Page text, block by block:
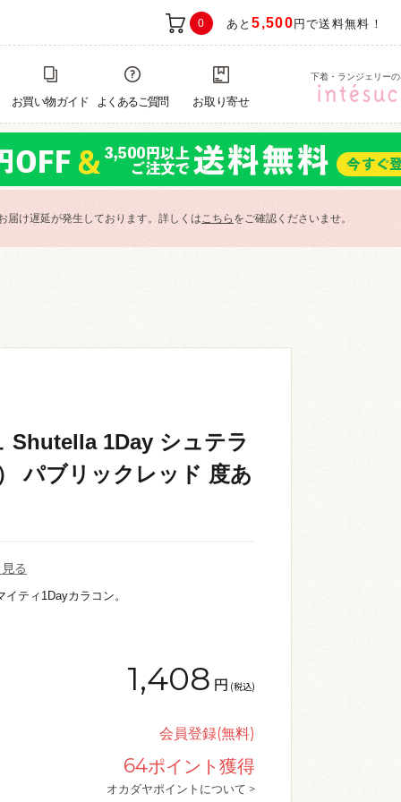
0 あと5,500 円で送料無料！
お買い物ガイド よくあるご質問 お取り寄せ
下着・ランジェリー
届け遅延が発生しております。詳しくはこちら をご確認くださいませ。
Shutella 1Day シュテラ
パブリックレッド 度あ
る
ティ1Dayカラコン。
1,408 円 (税込)
会員登録(無料)
64ポイント獲得
オカダヤポイントについて >